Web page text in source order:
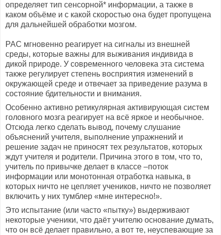
определяет тип сенсорной* информации, а также в
каком объёме и с какой скоростью она будет пропущена
для дальнейшей обработки мозгом.
РАС мгновенно реагирует на сигналы из внешней
среды, которые важны для выживания индивида в
дикой природе. У современного человека эта система
также регулирует степень восприятия изменений в
окружающей среде и отвечает за приведение разума в
состояние бдительности и внимания.
Особенно активно ретикулярная активирующая систем
головного мозга реагирует на всё яркое и необычное.
Отсюда легко сделать вывод, почему слушание
объяснений учителя, выполнение упражнений и
решение задач не приносят тех результатов, которых
ждут учителя и родители. Причина этого в том, что то,
учитель по привычке делает в классе –поток
информации или монотонная отработка навыка, в
которых ничто не цепляет учеников, ничто не позволяет
включить у них тумблер «мне интересно!».
Это испытание (или часто «пытку») выдерживают
некоторые ученики, что даёт учителю основание думать,
что он всё делает правильно, а вот те, неуспевающие за